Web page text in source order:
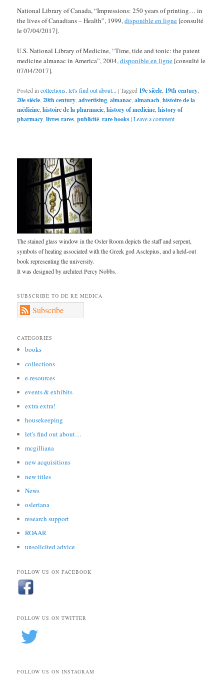
National Library of Canada, “Impressions: 250 years of printing… in
the lives of Canadians – Health”, 1999,disponible en ligne [consulté
le 07/04/2017].
U.S. National Library of Medicine, “Time, tide and tonic: the patent
medicine almanac in America”, 2004,disponible en ligne [consulté le
07/04/2017].
Posted in collections ,let's find out about... |Tagged 19e siècle 19th century
20e siècle ,20th century ,advertising ,almanac ,almanach ,histoire de la
médicine ,histoire de la pharmacie ,history of medicine ,history of
pharmacy ,livres rares ,publicité ,rare books|Leave a comment
The stained glass window in the Osler Room depicts the staff and serpent,
symbols of healing associated with the Greek god Asclepius, and a held-out
book representing the university.
It was designed by architect Percy Nobbs.
SUBSCRIBE TO DE RE MEDICA
Subscribe
CATEGORIES
books
collections
e-resources
events & exhibits
extra extra!
housekeeping
let's find out about…
mcgilliana
new acquisitions
new titles
News
osleriana
research support
ROAAR
unsolicited advice
FOLLOW US ON FACEBOOK
FOLLOW US ON TWITTER
FOLLOW US ON INSTAGRAM